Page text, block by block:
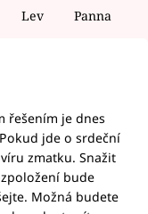
Lev Panna
řešením je dnes
jde o srdeční
zmatku. Snažit
bude
Možná budete